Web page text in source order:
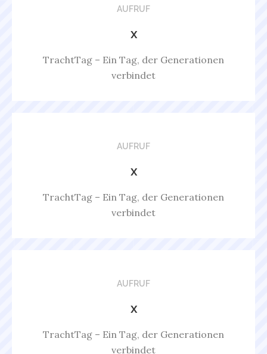
AUFRUF
x
TrachtTag – Ein Tag, der Generationen
verbindet
AUFRUF
x
TrachtTag – Ein Tag, der Generationen
verbindet
AUFRUF
x
TrachtTag – Ein Tag, der Generationen
verbindet